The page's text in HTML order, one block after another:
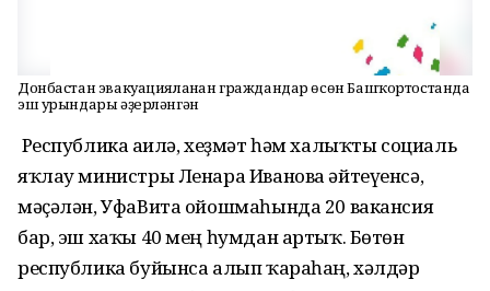
Донбастан эвакуацияланған граждандар өсөн Башҡортостанда
эш урындары әҙерләнгән
Республика Ғаилә, хеҙмәт һәм халыҡты социаль
яҡлау министры Ленара Иванова әйтеүенсә,
мәҫәлән, УфаВита ойошмаһында 20 вакансия
бар, эш хаҡы 40 мең һумдан артыҡ. Бөтөн
республика буйынса алып ҡараһаң, хәлдәр